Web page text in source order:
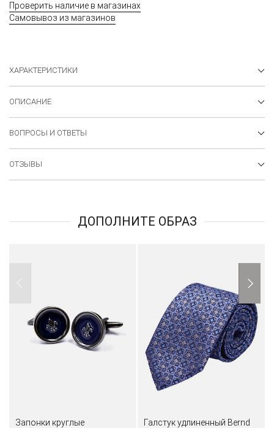
Проверить наличие в магазинах
Самовывоз из магазинов
ХАРАКТЕРИСТИКИ
ОПИСАНИЕ
ВОПРОСЫ И ОТВЕТЫ
ОТЗЫВЫ
ДОПОЛНИТЕ ОБРАЗ
Запонки круглые
Галстук удлиненный Bernd